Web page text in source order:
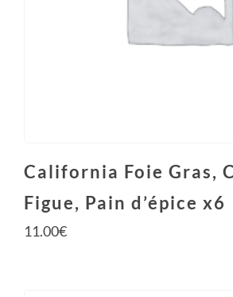
California Foie Gras,
Figue, Pain d’épice x6
11.00€